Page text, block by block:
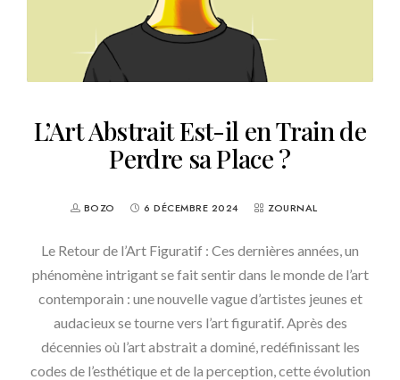
L’Art Abstrait Est-il en Train de
Perdre sa Place ?
BOZO 6 DÉCEMBRE 2024 ZOURNAL
Le Retour de l’Art Figuratif : Ces dernières années, un
phénomène intrigant se fait sentir dans le monde de l’art
contemporain : une nouvelle vague d’artistes jeunes et
audacieux se tourne vers l’art figuratif. Après des
décennies où l’art abstrait a dominé, redéfinissant les
codes de l’esthétique et de la perception, cette évolution